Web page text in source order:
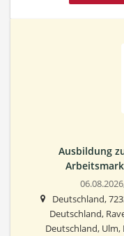
Ausbildung
Deutschland,
Deutschland,
Deutschland,